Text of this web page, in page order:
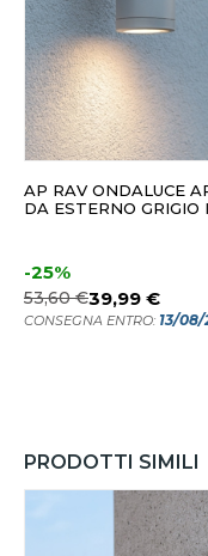
AP RAV ONDALUCE
DA ESTERNO GRIGIO
-25%
53,60 €39,99 €
CONSEGNA ENTRO: 13/08/
PRODOTTI SIMILI